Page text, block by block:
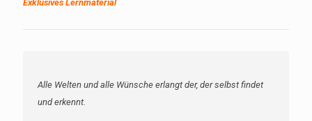
Exklusives Lernmaterial
Alle Welten und alle Wünsche erlangt der, der selbst findet
und erkennt.